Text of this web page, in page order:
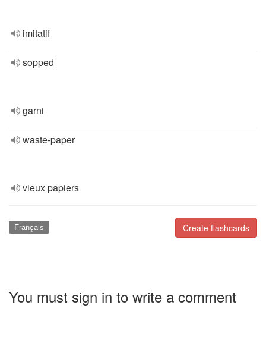
imitatif
sopped
garni
waste-paper
vieux papiers
Create flashcards
Français
You must sign in to write a comment